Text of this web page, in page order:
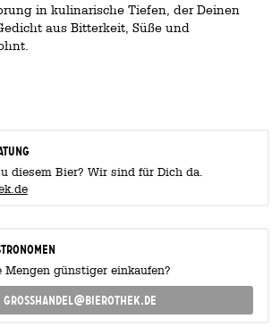
in kulinarische Tiefen, der Deinen
aus Bitterkeit, Süße und
diesem Bier? Wir sind für Dich da.
günstiger einkaufen?
grosshandel@bierothek.de